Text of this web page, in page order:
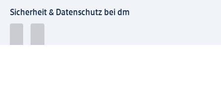
Sicherheit & Datenschutz bei dm